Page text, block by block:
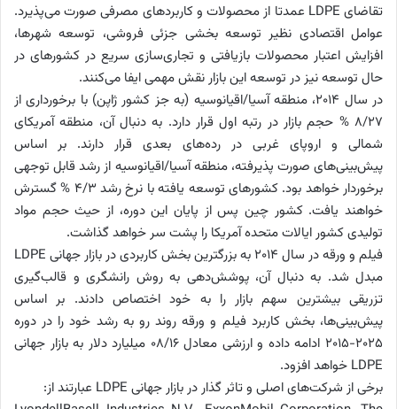
تقاضای LDPE عمدتا از محصولات و کاربردهای مصرفی صورت می‌پذیرد.
عوامل اقتصادی نظیر توسعه بخشی‌ جزئی فروشی، توسعه شهرها،
افزایش اعتبار محصولات بازیافتی و تجاری‌سازی سریع در کشورهای در
حال توسعه نیز در توسعه این بازار نقش مهمی ایفا می‌کنند.
در سال 2014، منطقه آسیا/اقیانوسیه (به جز کشور ژاپن) با برخورداری از
8/27 % حجم بازار در رتبه اول قرار دارد. به دنبال آن، منطقه آمریکای
شمالی و اروپای غربی در رده‌های بعدی قرار دارند. بر اساس
پیش‌بینی‌های صورت پذیرفته، منطقه آسیا/اقیانوسیه از رشد قابل توجهی
برخوردار خواهد بود. کشورهای توسعه یافته با نرخ رشد 4/3 % گسترش
خواهند یافت. کشور چین پس از پایان این دوره، از حیث حجم مواد
تولیدی کشور ایالات متحده آمریکا را پشت سر خواهد گذاشت.
فیلم و ورقه در سال 2014 به بزرگترین بخش کاربردی در بازار جهانی LDPE
مبدل شد. به دنبال آن، پوشش‌دهی به روش رانشگری و قالب‌گیری
تزریقی بیشترین سهم بازار را به خود اختصاص دادند. بر اساس
پیش‌بینی‌ها، بخش کاربرد فیلم و ورقه روند رو به رشد خود را در دوره
2025-2015 ادامه داده و ارزشی معادل 08/16 میلیارد دلار به بازار جهانی
LDPE خواهد افزود.
برخی از شرکت‌های اصلی و تاثر گذار در بازار جهانی LDPE عبارتند از: